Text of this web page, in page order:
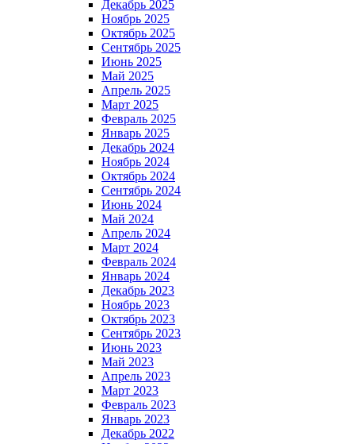
Декабрь 2025
Ноябрь 2025
Октябрь 2025
Сентябрь 2025
Июнь 2025
Май 2025
Апрель 2025
Март 2025
Февраль 2025
Январь 2025
Декабрь 2024
Ноябрь 2024
Октябрь 2024
Сентябрь 2024
Июнь 2024
Май 2024
Апрель 2024
Март 2024
Февраль 2024
Январь 2024
Декабрь 2023
Ноябрь 2023
Октябрь 2023
Сентябрь 2023
Июнь 2023
Май 2023
Апрель 2023
Март 2023
Февраль 2023
Январь 2023
Декабрь 2022